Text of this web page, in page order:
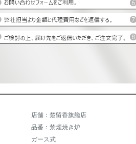
店舗：楚留香旗艦店
品番：禁煙焼き炉
ガース式